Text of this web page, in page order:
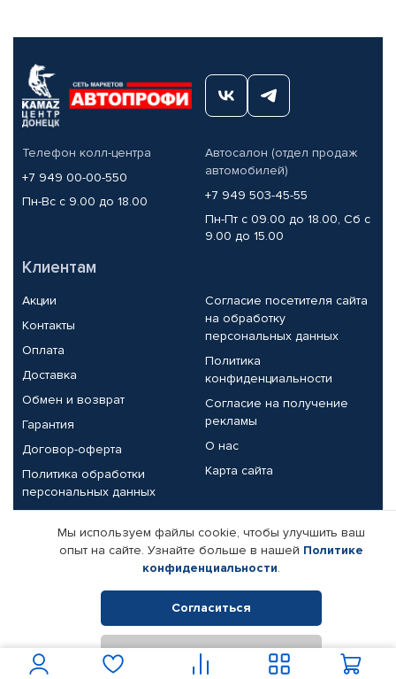
Телефон колл-центра
+7 949 00-00-550
Пн-Вс с 9.00 до 18.00
Автосалон (отдел продаж
автомобилей)
+7 949 503-45-55
Пн-Пт с 09.00 до 18.00, Сб с
9.00 до 15.00
Клиентам
Акции
Контакты
Оплата
Доставка
Обмен и возврат
Гарантия
Договор-оферта
Политика обработки
персональных данных
Согласие посетителя сайта
на обработку
персональных данных
Политика
конфиденциальности
Согласие на получение
рекламы
О нас
Карта сайта
Партнерам
Корпоративным клиентам
Поставщикам
Реквизиты компании
© КАМАЗ ЦЕНТР ДОНЕЦК, 2015-2026. Все права защищены.
Интернет-магазин автомобильных товаров Автопрофи.
Мы используем файлы cookie, чтобы улучшить ваш
опыт на сайте. Узнайте больше в нашей Политике
конфиденциальности.
Согласиться
Отклонить